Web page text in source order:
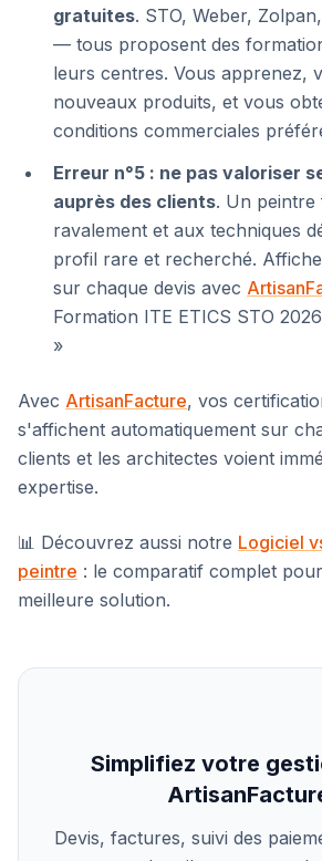
gratuites. STO, Weber,
— tous proposent des
leurs centres. Vous apprenez,
nouveaux produits, et vous
conditions commerciales
Erreur n°5 : ne pas valoriser
auprès des clients. Un
ravalement et aux techniques
profil rare et recherché.
sur chaque devis avec
Formation ITE ETICS STO
»
Avec ArtisanFacture, vos
s'affichent automatiquement sur
clients et les architectes voient
expertise.
📊 Découvrez aussi notre Logiciel
peintre : le comparatif complet
meilleure solution.
Simplifiez votre
Devis, factures, suivi des